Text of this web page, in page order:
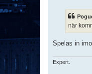
när
Spelas in
Expert.